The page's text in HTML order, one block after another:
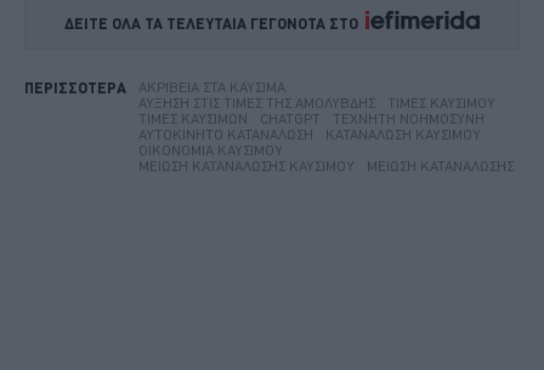
ΔΕΙΤΕ ΟΛΑ ΤΑ ΤΕΛΕΥΤΑΙΑ ΓΕΓΟΝΟΤΑ ΣΤΟ
ΠΕΡΙΣΣΟΤΕΡΑ
ΑΚΡΊΒΕΙΑ ΣΤΑ ΚΑΎΣΙΜΑ
ΑΎΞΗΣΗ ΣΤΙΣ ΤΙΜΈΣ ΤΗΣ ΑΜΌΛΥΒΔΗΣ
ΤΙΜΈΣ ΚΑΥΣΊΜΟΥ
ΤΙΜΈΣ ΚΑΥΣΊΜΩΝ
CHATGPT
ΤΕΧΝΗΤΉ ΝΟΗΜΟΣΎΝΗ
ΑΥΤΟΚΊΝΗΤΟ ΚΑΤΑΝΆΛΩΣΗ
ΚΑΤΑΝΆΛΩΣΗ ΚΑΥΣΊΜΟΥ
ΟΙΚΟΝΟΜΊΑ ΚΑΥΣΊΜΟΥ
ΜΕΊΩΣΗ ΚΑΤΑΝΆΛΩΣΗΣ ΚΑΥΣΊΜΟΥ
ΜΕΊΩΣΗ ΚΑΤΑΝΆΛΩΣΗΣ